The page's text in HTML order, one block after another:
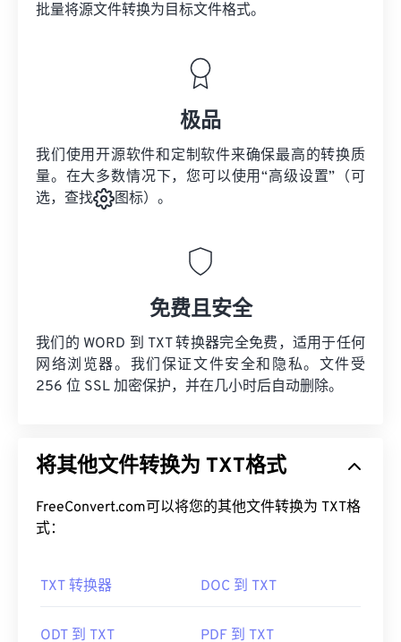
批量将源文件转换为目标文件格式。
极品
我们使用开源软件和定制软件来确保最高的转换质
量。在大多数情况下，您可以使用“高级设置”（可
选，查找
图标）。
免费且安全
我们的 WORD 到 TXT 转换器完全免费，适用于任何
网络浏览器。我们保证文件安全和隐私。文件受
256 位 SSL 加密保护，并在几小时后自动删除。
将其他文件转换为 TXT格式
FreeConvert.com可以将您的其他文件转换为 TXT格
式：
TXT 转换器 DOC 到 TXT
ODT 到 TXT PDF 到 TXT